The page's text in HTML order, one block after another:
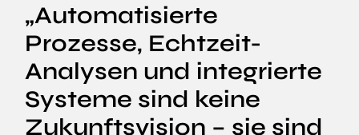
„Automatisierte
Prozesse, Echtzeit-
Analysen und integrierte
Systeme sind keine
Zukunftsvision – sie sind